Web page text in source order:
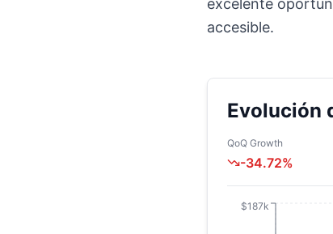
excelente
accesible.
Evolución
QoQ Growth
-34.72%
$187k